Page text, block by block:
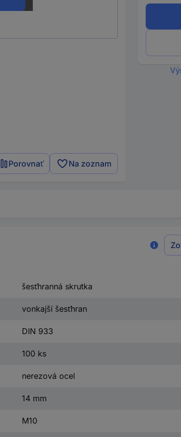
Porovnať Na zoznam
šesťhranná skrutka
vonkajší šesťhran
DIN 933
100 ks
nerezová ocel
14 mm
M10